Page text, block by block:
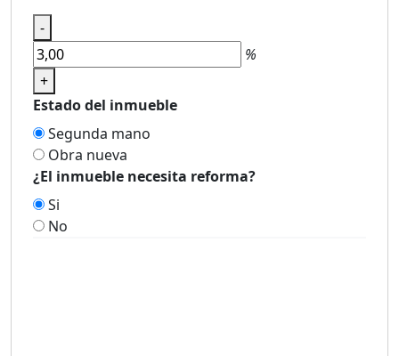
-
%
+
Estado del inmueble
Segunda mano
Obra nueva
¿El inmueble necesita reforma?
Si
No